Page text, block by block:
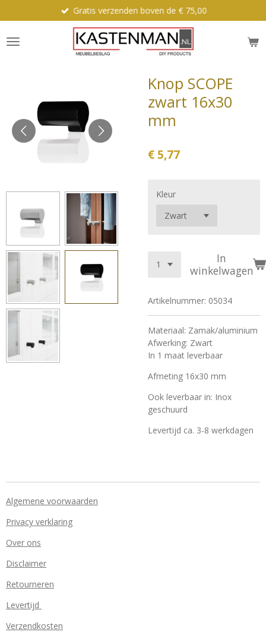
direct
naar
de
Gratis verzenden boven de € 75,00
Knop SCOPE
zwart 16x30
mm
€ 5,77
Kleur
In
winkelwagen
Artikelnummer: 05034
Materiaal: Zamak/aluminium
Afwerking: Zwart
In 1 maat leverbaar
Afmeting 16x30 mm
Ook leverbaar in: Inox
geschuurd
Levertijd ca. 3-8 werkdagen
Algemene voorwaarden
Privacy verklaring
Over ons
Disclaimer
Retourneren
Levertijd
Verzendkosten